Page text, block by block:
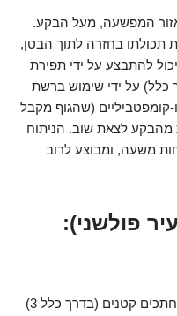
המפשעה, מעל הבקע.
בחזרה לתוך הבטן,
להתבצע על ידי תפירת
כלל) על ידי שימוש ברשת
קומפטביליים (שהגוף מקבל
מהבקע לצאת שוב. הניתוח
משעה, ומבוצע לרוב
פולשני):
בגישה הלפרוסקופית, מבצעים מספר חתכים קטנים (בדרך כלל 3)